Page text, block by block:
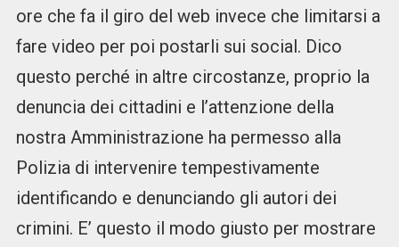
ore che fa il giro del web invece che limitarsi a
fare video per poi postarli sui social. Dico
questo perché in altre circostanze, proprio la
denuncia dei cittadini e l’attenzione della
nostra Amministrazione ha permesso alla
Polizia di intervenire tempestivamente
identificando e denunciando gli autori dei
crimini. E’ questo il modo giusto per mostrare